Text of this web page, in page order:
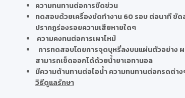
ความทนทานต่อการขีดข่วน
ทดสอบด้วยเครื่องขัดทำงาน 60 รอบ ต่อนาที ขั
ปรากฏร่องรอยความเสียหายใดๆ
ความคงทนต่อการเผาไหม้
การทดสอบโดยการจุดบุหรี่ลงบนแผ่นตัวอย่าง
สามารถเช็ดออกได้ด้วยน้ำยาเอทานอล
มีความต้านทานต่อไอน้ำ ความทนทานต่อกรดต่าง
วิธีดูแลรักษา